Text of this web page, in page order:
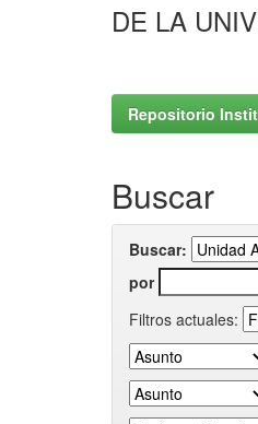
DE LA
Repositorio
Buscar
Buscar:
por
Filtros actuales: